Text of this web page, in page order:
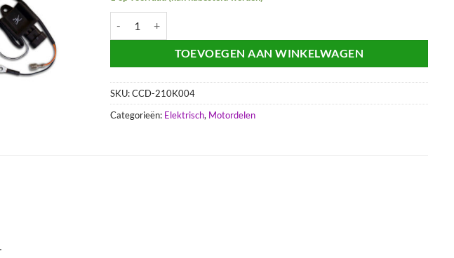
TOEVOEGEN AAN WINKELWAGEN
SKU:CCD-210K004
Categorieën: Elektrisch, Motordelen